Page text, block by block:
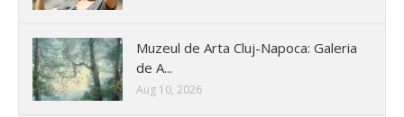
Muzeul de Arta Cluj-Napoca: Galeria
de A...
Aug 10, 2026